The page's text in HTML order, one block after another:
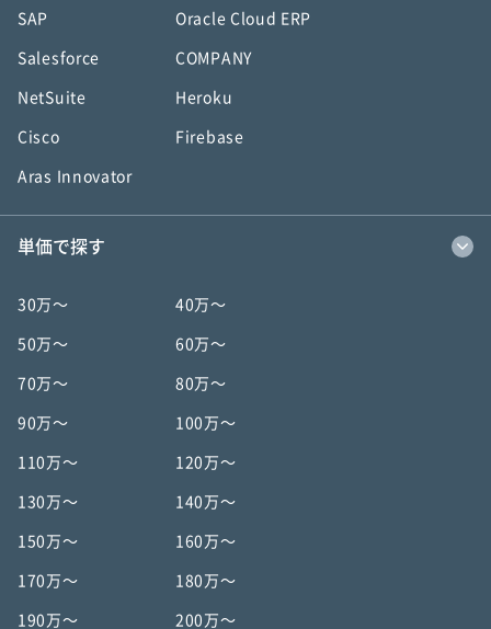
SAP Oracle Cloud ERP
Salesforce COMPANY
NetSuite Heroku
Cisco Firebase
Aras Innovator
単価で探す
30万〜 40万〜
50万〜 60万〜
70万〜 80万〜
90万〜 100万〜
110万〜 120万〜
130万〜 140万〜
150万〜 160万〜
170万〜 180万〜
190万〜 200万〜